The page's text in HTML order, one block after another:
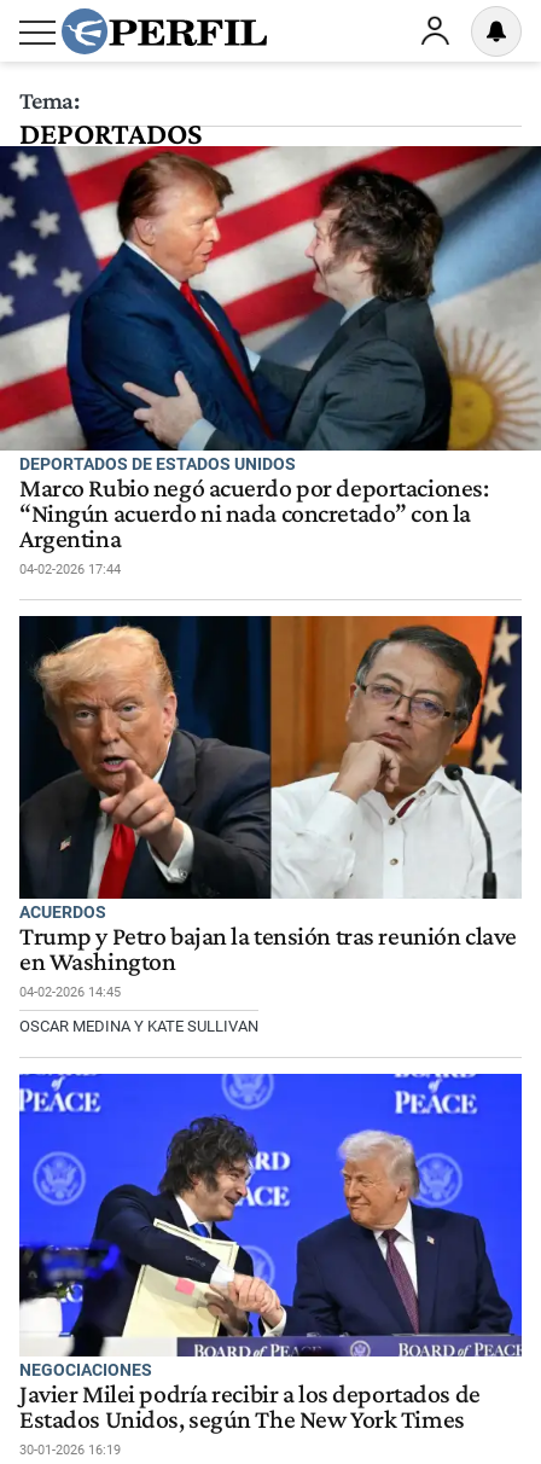
Tema:
DEPORTADOS
DEPORTADOS DE ESTADOS UNIDOS
Marco Rubio negó acuerdo por deportaciones:
“Ningún acuerdo ni nada concretado” con la
Argentina
04-02-2026 17:44
ACUERDOS
Trump y Petro bajan la tensión tras reunión clave
en Washington
04-02-2026 14:45
OSCAR MEDINA Y KATE SULLIVAN
NEGOCIACIONES
Javier Milei podría recibir a los deportados de
Estados Unidos, según The New York Times
30-01-2026 16:19